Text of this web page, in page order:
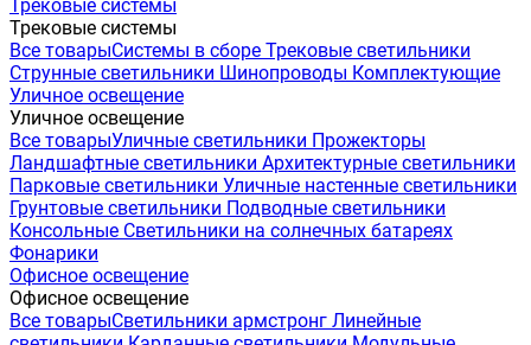
Трековые системы
Трековые системы
Все товарыСистемы в сборе Трековые светильники
Струнные светильники Шинопроводы Комплектующие
Уличное освещение
Уличное освещение
Все товарыУличные светильники Прожекторы
Ландшафтные светильники Архитектурные светильники
Парковые светильники Уличные настенные светильники
Грунтовые светильники Подводные светильники
Консольные Светильники на солнечных батареях
Фонарики
Офисное освещение
Офисное освещение
Все товарыСветильники армстронг Линейные